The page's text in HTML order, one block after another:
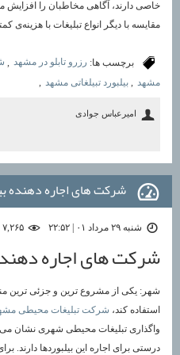
خاصی دارند، آگاهی مخاطبان را
مقایسه با دیگر انواع تبلیغات با
برچسب ها: رزرو تابلو در مشهد
مشهد
بیلبورد تبیلغاتی مشهد
امیرعباس جوادی
شرکت های اجاره دهنده
شنبه ۲۹ مرداد ۰۱ | ۲۲:۵۲
شرکت های اجاره
شهر: یکی از مشروع ترین و جزئی ترین
استفاده کند، شرکت تبلیغات محیطی
واگذاری تبلیغات محیطی شهری نشان می
درستی برای اجاره این بیلبوردها دارند.